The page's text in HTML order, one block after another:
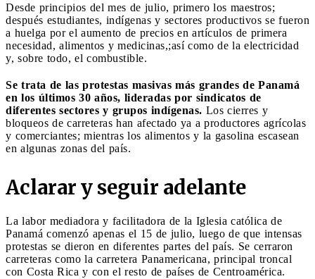
Desde principios del mes de julio, primero los maestros;
después estudiantes, indígenas y sectores productivos se fueron
a huelga por el aumento de precios en artículos de primera
necesidad, alimentos y medicinas,;así como de la electricidad
y, sobre todo, el combustible.
Se trata de las protestas masivas más grandes de Panamá
en los últimos 30 años, lideradas por sindicatos de
diferentes sectores y grupos indígenas. Los cierres y
bloqueos de carreteras han afectado ya a productores agrícolas
y comerciantes; mientras los alimentos y la gasolina escasean
en algunas zonas del país.
Aclarar y seguir adelante
La labor mediadora y facilitadora de la Iglesia católica de
Panamá comenzó apenas el 15 de julio, luego de que intensas
protestas se dieron en diferentes partes del país. Se cerraron
carreteras como la carretera Panamericana, principal troncal
con Costa Rica y con el resto de países de Centroamérica.